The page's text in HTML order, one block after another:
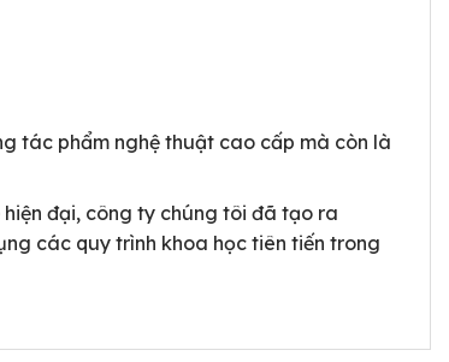
tác phẩm nghệ thuật cao cấp mà còn là
đại, công ty chúng tôi đã tạo ra
các quy trình khoa học tiên tiến trong